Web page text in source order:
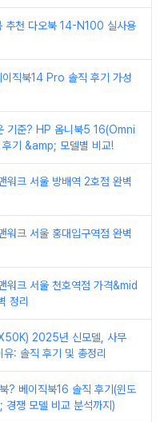
추천 다오북 14-N100 실사용
직북14 Pro 솔직 후기 가성
기준? HP 옴니북5 16(Omni
기 &amp; 모델별 비교!
워크 서울 방배역 2호점 완벽
워크 서울 홍대입구역점 완벽
워크 서울 천호역점 가격&mid
정리
2025년 신모델, 사무
: 솔직 후기 및 총정리
? 베이직북16 솔직 후기(윈도
쟁 모델 비교 분석까지)